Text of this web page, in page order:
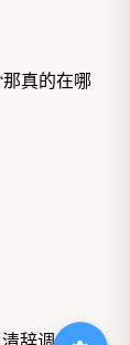
真的在哪
辞调出胶